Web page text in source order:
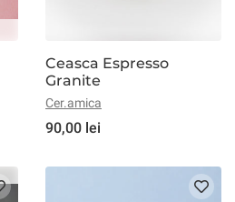
Ceasca Espresso
Granite
Cer.amica
90,00 lei